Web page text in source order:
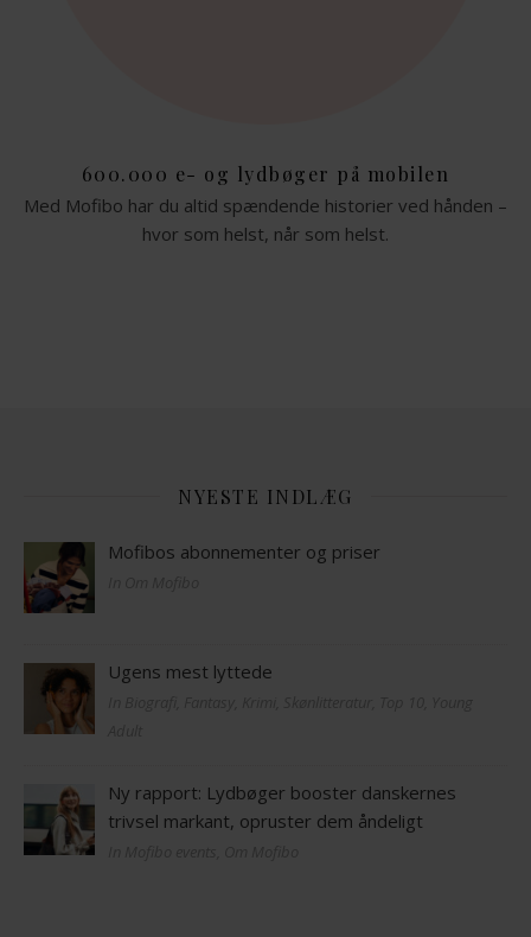
600.000 e- og lydbøger på mobilen
Med Mofibo har du altid spændende historier ved hånden –
hvor som helst, når som helst.
NYESTE INDLÆG
Mofibos abonnementer og priser
Ugens mest lyttede
Ny rapport: Lydbøger booster danskernes
trivsel markant, opruster dem åndeligt